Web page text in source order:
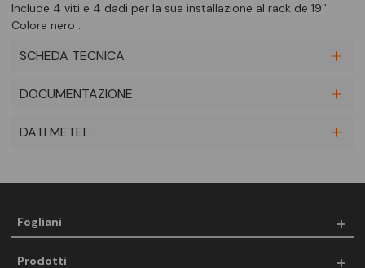
Include 4 viti e 4 dadi per la sua installazione al rack de 19''.
Colore nero .
SCHEDA TECNICA
DOCUMENTAZIONE
DATI METEL
Fogliani
Prodotti